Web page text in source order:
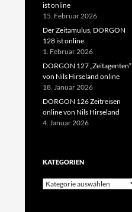
ist online
15. Februar 2026
Der Zeitamulus, DORGON
128 ist online
1. Februar 2026
DORGON 127 „Zeitagenten“
von Nils Hirseland online
18. Januar 2026
DORGON 126 Zeitreisen
online von Nils Hirseland
4. Januar 2026
KATEGORIEN
Kategorien